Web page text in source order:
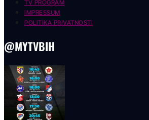
TV PROGRAM
IMPRESSUM
POLITIKA PRIVATNOSTI
@MYTVBIH